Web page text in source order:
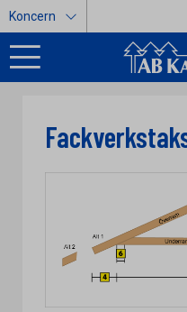
Koncern